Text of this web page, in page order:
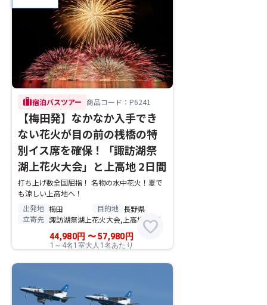
trip宿泊バスツアー 商品コード：P6241
【梅田発】なかなか入手でき
ない花火が目の前の桟橋の特
別イス席を確保！「諏訪湖祭
湖上花火大会」と上高地 2日間
打ち上げ数全国屈指！ 名物の水中花火！夏で
も涼しい上高地へ！
出発地 梅田 目的地 長野県
立寄先 諏訪湖祭湖上花火大会,上高地,白馬
44,980円 〜57,980 円
1～4名1室大人1名あたり
favorite